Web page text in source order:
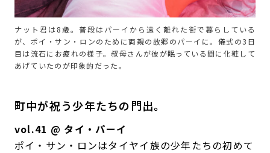
ナット君は8歳。普段はパーイから遠く離れた街で暮らしている
が、ポイ・サン・ロンのために両親の故郷のパーイに。儀式の3日
目は流石にお疲れの様子。叔母さんが彼が眠っている間に化粧して
あげていたのが印象的だった。
町中が祝う少年たちの門出。
vol.41 @ タイ・パーイ
ポイ・サン・ロンはタイヤイ族の少年たちの初めて